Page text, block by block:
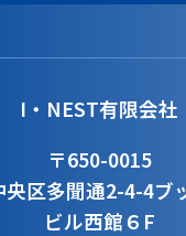
I・NEST有限会社
〒650-0015
央区多聞通2-4-4ブ
ビル西館６F